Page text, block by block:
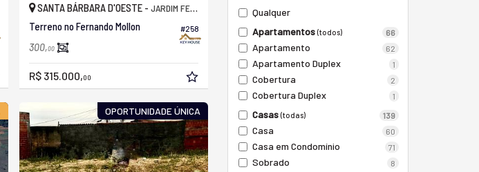
Qualquer
Apartamentos (todos) 66
Apartamento 62
Apartamento Duplex 1
Cobertura 2
Cobertura Duplex 1
Casas (todas) 139
Casa 60
Casa em Condomínio 71
Sobrado 8
#258
SANTA BÁRBARA D'OESTE - JARDIM FERNANDO MOLLON
Terreno no Fernando Mollon
300,00
R$ 315.000,00
OPORTUNIDADE ÚNICA